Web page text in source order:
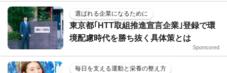
選ばれる企業になるために
東京都｢HTT取組推進宣言企業｣登録で環
境配慮時代を勝ち抜く具体策とは
Sponsored
毎日を支える運動と栄養の整え方